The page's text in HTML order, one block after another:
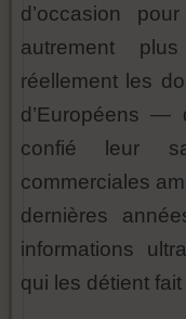
d’occasion
autrement
réellement les
d’Européens
confié leur
commerciales
dernières
informations
qui les détient fait